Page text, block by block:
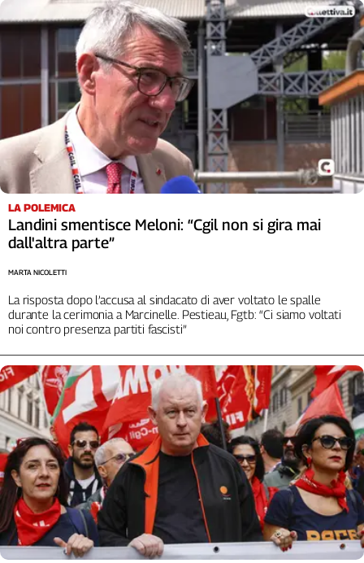
Cerca
Contatti
redazione
Newsletter
Social
LA POLEMICA
Landini smentisce Meloni: “Cgil non si gira mai
dall'altra parte”
La risposta dopo l’accusa al sindacato di aver voltato le spalle
durante la cerimonia a Marcinelle. Pestieau, Fgtb: “Ci siamo voltati
noi contro presenza partiti fascisti”
MARTA NICOLETTI